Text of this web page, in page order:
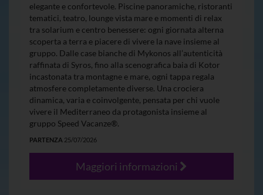
elegante e confortevole. Piscine panoramiche, ristoranti
tematici, teatro, lounge vista mare e momenti di relax
tra solarium e centro benessere: ogni giornata alterna
scoperta a terra e piacere di vivere la nave insieme al
gruppo. Dalle case bianche di Mykonos all’autenticità
raffinata di Syros, fino alla scenografica baia di Kotor
incastonata tra montagne e mare, ogni tappa regala
atmosfere completamente diverse. Una crociera
dinamica, varia e coinvolgente, pensata per chi vuole
vivere il Mediterraneo da protagonista insieme al
gruppo Speed Vacanze®.
PARTENZA 25/07/2026
Maggiori informazioni